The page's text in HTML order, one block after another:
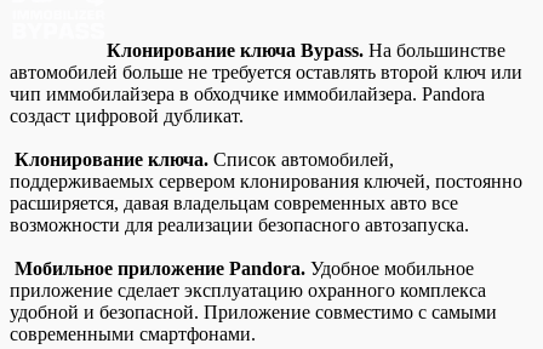
Клонирование ключа Bypass. На большинстве
автомобилей больше не требуется оставлять второй ключ или
чип иммобилайзера в обходчике иммобилайзера. Pandora
создаст цифровой дубликат.
Клонирование ключа. Список автомобилей,
поддерживаемых сервером клонирования ключей, постоянно
расширяется, давая владельцам современных авто все
возможности для реализации безопасного автозапуска.
Мобильное приложение Pandora. Удобное мобильное
приложение сделает эксплуатацию охранного комплекса
удобной и безопасной. Приложение совместимо с самыми
современными смартфонами.